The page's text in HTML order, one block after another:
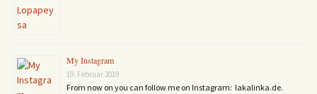
My Instagram
19. Februar 2019
From now on you can follow me on Instagram: lakalinka.de.